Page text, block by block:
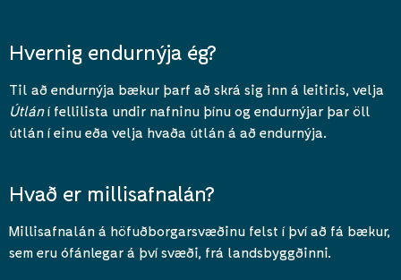
Hvernig endurnýja ég?
Til að endurnýja bækur þarf að skrá sig inn á leitir.is, velja
Útlání fellilista undir nafninu þínu og endurnýjar þar öll
útlán í einu eða velja hvaða útlán á að endurnýja.
Hvað er millisafnalán?
Millisafnalán á höfuðborgarsvæðinu felst í því að fá bækur,
sem eru ófánlegar á því svæði, frá landsbyggðinni.